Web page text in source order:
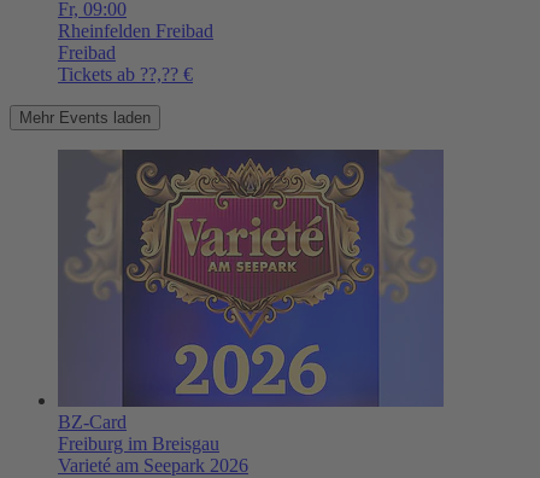
Fr, 09:00
Rheinfelden Freibad
Freibad
Tickets ab ??,?? €
Mehr Events laden
BZ-Card
Freiburg im Breisgau
Varieté am Seepark 2026